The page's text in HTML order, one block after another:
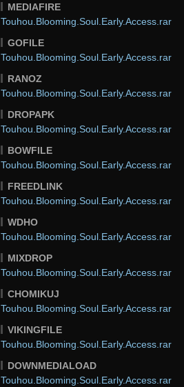
MEDIAFIRE
Touhou.Blooming.Soul.Early.Access.rar
GOFILE
Touhou.Blooming.Soul.Early.Access.rar
RANOZ
Touhou.Blooming.Soul.Early.Access.rar
DROPAPK
Touhou.Blooming.Soul.Early.Access.rar
BOWFILE
Touhou.Blooming.Soul.Early.Access.rar
FREEDLINK
Touhou.Blooming.Soul.Early.Access.rar
WDHO
Touhou.Blooming.Soul.Early.Access.rar
MIXDROP
Touhou.Blooming.Soul.Early.Access.rar
CHOMIKUJ
Touhou.Blooming.Soul.Early.Access.rar
VIKINGFILE
Touhou.Blooming.Soul.Early.Access.rar
DOWNMEDIALOAD
Touhou.Blooming.Soul.Early.Access.rar